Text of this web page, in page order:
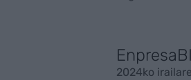
2024ko